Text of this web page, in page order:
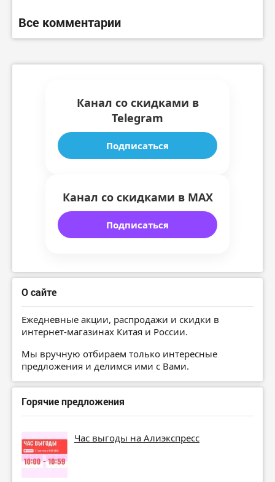
Все комментарии
Канал со скидками в
Telegram
Подписаться
Канал со скидками в MAX
Подписаться
О сайте
Ежедневные акции, распродажи и скидки в
интернет-магазинах Китая и России.
Мы вручную отбираем только интересные
предложения и делимся ими с Вами.
Горячие предложения
Час выгоды на Алиэкспресс